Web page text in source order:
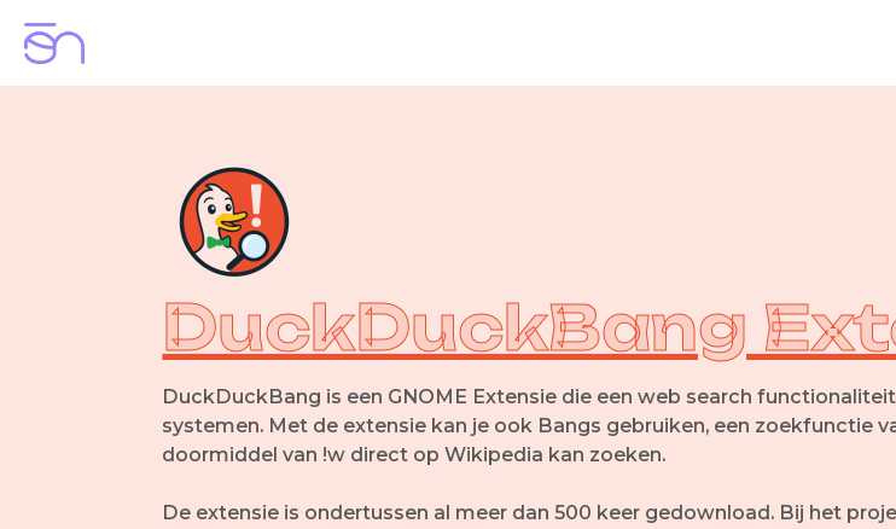
DuckDuckBang
DuckDuckBang is een GNOME Extensie die een web search
systemen. Met de extensie kan je ook Bangs gebruiken, een zoekfunctie
doormiddel van !w direct op Wikipedia kan zoeken.
De extensie is ondertussen al meer dan 500 keer gedownload. Bij het